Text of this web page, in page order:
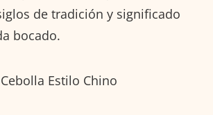
de tradición y significado
bocado.